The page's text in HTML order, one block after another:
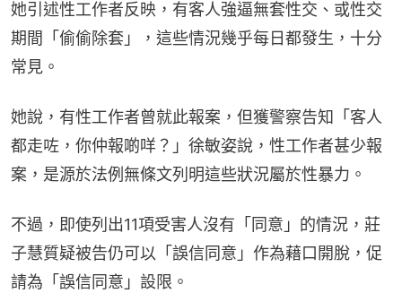
她引述性工作者反映，有客人強逼無套性交、或性交
期間「偷偷除套」，這些情況幾乎每日都發生，十分
常見。
她說，有性工作者曾就此報案，但獲警察告知「客人
都走咗，你仲報啲咩？」徐敏姿說，性工作者甚少報
案，是源於法例無條文列明這些狀況屬於性暴力。
不過，即使列出11項受害人沒有「同意」的情況，莊
子慧質疑被告仍可以「誤信同意」作為藉口開脫，促
請為「誤信同意」設限。